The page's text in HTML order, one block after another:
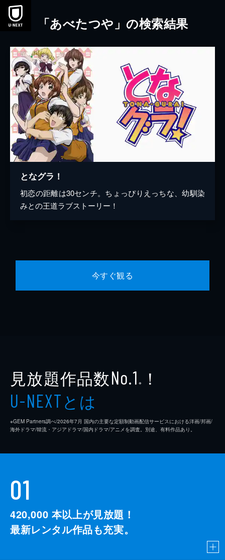
本文へスキップ
「あべたつや」の検索結果
となグラ！
初恋の距離は30センチ。ちょっぴりえっちな、幼馴染
みとの王道ラブストーリー！
今すぐ観る
見放題作品数No.1 ※ ！
U-NEXTとは
※GEM Partners調べ/2026年7⽉ 国内の主要な定額制動画配信サービスにおける洋画/邦画/
海外ドラマ/韓流・アジアドラマ/国内ドラマ/アニメを調査。別途、有料作品あり。
01
420,000 本以上が見放題！
最新レンタル作品も充実。